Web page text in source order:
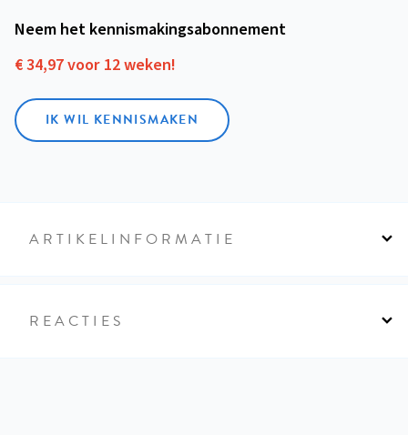
Neem het kennismakings­abonnement
€ 34,97 voor 12 weken!
IK WIL KENNISMAKEN
ARTIKELINFORMATIE
REACTIES